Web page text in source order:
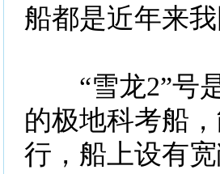
船都是近年来
“雪龙2”号是
的极地科考船
行，船上设有